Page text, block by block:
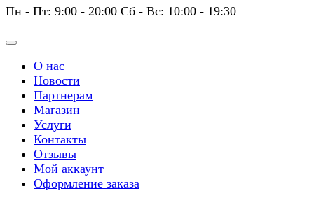
Пн - Пт: 9:00 - 20:00 Сб - Вс: 10:00 - 19:30
О нас
Новости
Партнерам
Магазин
Услуги
Контакты
Отзывы
Мой аккаунт
Оформление заказа